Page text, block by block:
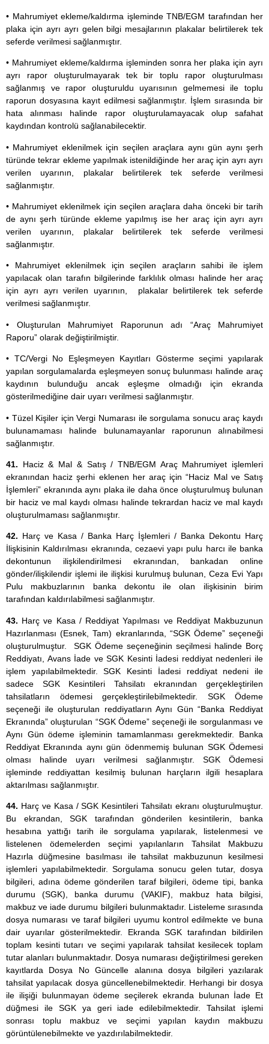
• Mahrumiyet ekleme/kaldırma işleminde TNB/EGM tarafından her
plaka için ayrı ayrı gelen bilgi mesajlarının plakalar belirtilerek tek
seferde verilmesi sağlanmıştır.
• Mahrumiyet ekleme/kaldırma işleminden sonra her plaka için ayrı
ayrı rapor oluşturulmayarak tek bir toplu rapor oluşturulması
sağlanmış ve rapor oluşturuldu uyarısının gelmemesi ile toplu
raporun dosyasına kayıt edilmesi sağlanmıştır. İşlem sırasında bir
hata alınması halinde rapor oluşturulamayacak olup safahat
kaydından kontrolü sağlanabilecektir.
• Mahrumiyet eklenilmek için seçilen araçlara aynı gün aynı şerh
türünde tekrar ekleme yapılmak istenildiğinde her araç için ayrı ayrı
verilen uyarının, plakalar belirtilerek tek seferde verilmesi
sağlanmıştır.
• Mahrumiyet eklenilmek için seçilen araçlara daha önceki bir tarih
de aynı şerh türünde ekleme yapılmış ise her araç için ayrı ayrı
verilen uyarının, plakalar belirtilerek tek seferde verilmesi
sağlanmıştır.
• Mahrumiyet eklenilmek için seçilen araçların sahibi ile işlem
yapılacak olan tarafın bilgilerinde farklılık olması halinde her araç
için ayrı ayrı verilen uyarının, plakalar belirtilerek tek seferde
verilmesi sağlanmıştır.
• Oluşturulan Mahrumiyet Raporunun adı “Araç Mahrumiyet
Raporu” olarak değiştirilmiştir.
• TC/Vergi No Eşleşmeyen Kayıtları Gösterme seçimi yapılarak
yapılan sorgulamalarda eşleşmeyen sonuç bulunması halinde araç
kaydının bulunduğu ancak eşleşme olmadığı için ekranda
gösterilmediğine dair uyarı verilmesi sağlanmıştır.
• Tüzel Kişiler için Vergi Numarası ile sorgulama sonucu araç kaydı
bulunamaması halinde bulunamayanlar raporunun alınabilmesi
sağlanmıştır.
41. Haciz & Mal & Satış / TNB/EGM Araç Mahrumiyet işlemleri
ekranından haciz şerhi eklenen her araç için “Haciz Mal ve Satış
İşlemleri” ekranında aynı plaka ile daha önce oluşturulmuş bulunan
bir haciz ve mal kaydı olması halinde tekrardan haciz ve mal kaydı
oluşturulmaması sağlanmıştır.
42. Harç ve Kasa / Banka Harç İşlemleri / Banka Dekontu Harç
İlişkisinin Kaldırılması ekranında, cezaevi yapı pulu harcı ile banka
dekontunun ilişkilendirilmesi ekranından, bankadan online
gönder/ilişkilendir işlemi ile ilişkisi kurulmuş bulunan, Ceza Evi Yapı
Pulu makbuzlarının banka dekontu ile olan ilişkisinin birim
tarafından kaldırılabilmesi sağlanmıştır.
43. Harç ve Kasa / Reddiyat Yapılması ve Reddiyat Makbuzunun
Hazırlanması (Esnek, Tam) ekranlarında, “SGK Ödeme” seçeneği
oluşturulmuştur. SGK Ödeme seçeneğinin seçilmesi halinde Borç
Reddiyatı, Avans İade ve SGK Kesinti İadesi reddiyat nedenleri ile
işlem yapılabilmektedir. SGK Kesinti İadesi reddiyat nedeni ile
sadece SGK Kesintileri Tahsilatı ekranından gerçekleştirilen
tahsilatların ödemesi gerçekleştirilebilmektedir. SGK Ödeme
seçeneği ile oluşturulan reddiyatların Aynı Gün “Banka Reddiyat
Ekranında” oluşturulan “SGK Ödeme” seçeneği ile sorgulanması ve
Aynı Gün ödeme işleminin tamamlanması gerekmektedir. Banka
Reddiyat Ekranında aynı gün ödenmemiş bulunan SGK Ödemesi
olması halinde uyarı verilmesi sağlanmıştır. SGK Ödemesi
işleminde reddiyattan kesilmiş bulunan harçların ilgili hesaplara
aktarılması sağlanmıştır.
44. Harç ve Kasa / SGK Kesintileri Tahsilatı ekranı oluşturulmuştur.
Bu ekrandan, SGK tarafından gönderilen kesintilerin, banka
hesabına yattığı tarih ile sorgulama yapılarak, listelenmesi ve
listelenen ödemelerden seçimi yapılanların Tahsilat Makbuzu
Hazırla düğmesine basılması ile tahsilat makbuzunun kesilmesi
işlemleri yapılabilmektedir. Sorgulama sonucu gelen tutar, dosya
bilgileri, adına ödeme gönderilen taraf bilgileri, ödeme tipi, banka
durumu (SGK), banka durumu (VAKIF), makbuz hata bilgisi,
makbuz ve iade durumu bilgileri bulunmaktadır. Listeleme sırasında
dosya numarası ve taraf bilgileri uyumu kontrol edilmekte ve buna
dair uyarılar gösterilmektedir. Ekranda SGK tarafından bildirilen
toplam kesinti tutarı ve seçimi yapılarak tahsilat kesilecek toplam
tutar alanları bulunmaktadır. Dosya numarası değiştirilmesi gereken
kayıtlarda Dosya No Güncelle alanına dosya bilgileri yazılarak
tahsilat yapılacak dosya güncellenebilmektedir. Herhangi bir dosya
ile ilişiği bulunmayan ödeme seçilerek ekranda bulunan İade Et
düğmesi ile SGK ya geri iade edilebilmektedir. Tahsilat işlemi
sonrası toplu makbuz ve seçimi yapılan kaydın makbuzu
görüntülenebilmekte ve yazdırılabilmektedir.